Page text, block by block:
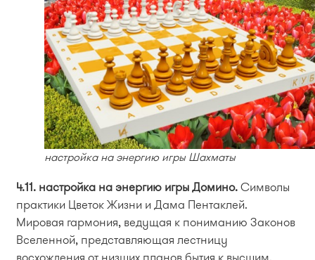
настройка на энергию игры Шахматы
4.11. настройка на энергию игры Домино.Символы
практики Цветок Жизни и Дама Пентаклей.
Мировая гармония, ведущая к пониманию Законов
Вселенной, представляющая лестницу